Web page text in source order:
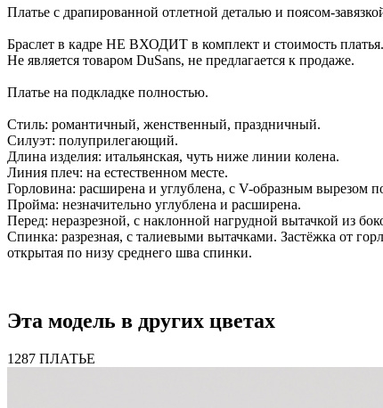
Платье с драпированной отлетной деталью и поясом-
Браслет в кадре НЕ ВХОДИТ в комплект и стоимость платья.
Не является товаром DuSans, не предлагается к продаже.
Платье на подкладке полностью.
Стиль: романтичный, женственный, праздничный.
Силуэт: полуприлегающий.
Длина изделия: итальянская, чуть ниже линии колена.
Линия плеч: на естественном месте.
Горловина: расширена и углублена, с V-образным вырезом
Пройма: незначительно углублена и расширена.
Перед: неразрезной, с наклонной нагрудной вытачкой из
Спинка: разрезная, с талиевыми вытачками. Застёжка от
открытая по низу среднего шва спинки.
Эта модель в других цветах
1287 ПЛАТЬЕ